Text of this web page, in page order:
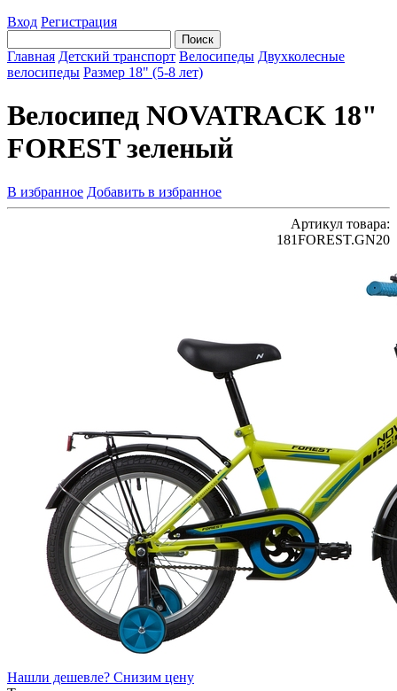
Вход Регистрация
Главная Детский транспорт Велосипеды Двухколесные
велосипеды Размер 18" (5-8 лет)
Велосипед NOVATRACK 18"
FOREST зеленый
В избранное Добавить в избранное
Артикул товара:
181FOREST.GN20
Нашли дешевле? Снизим цену